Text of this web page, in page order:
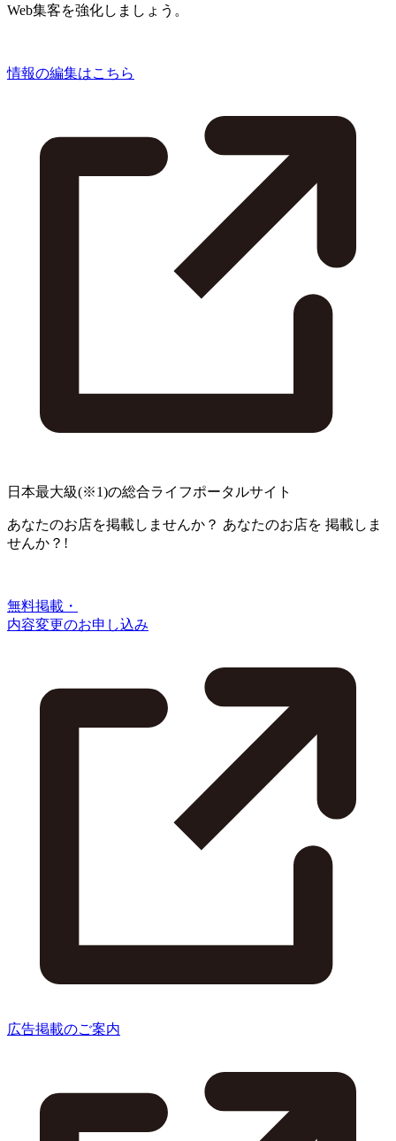
Web集客を強化しましょう。
情報の編集はこちら
日本最大級(※1)の総合ライフポータルサイト
あなたのお店を掲載しませんか？ あなたのお店を 掲載しま
せんか？!
無料掲載・
内容変更のお申し込み
広告掲載のご案内